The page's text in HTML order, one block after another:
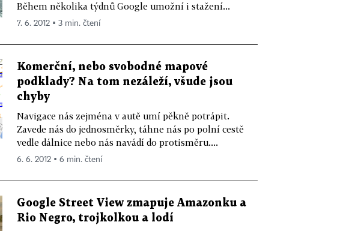
Během několika týdnů Google umožní i stažení...
7. 6. 2012 ▪ 3 min. čtení
Komerční, nebo svobodné mapové
podklady? Na tom nezáleží, všude jsou
chyby
Navigace nás zejména v autě umí pěkně potrápit.
Zavede nás do jednosměrky, táhne nás po polní cestě
vedle dálnice nebo nás navádí do protisměru....
6. 6. 2012 ▪ 6 min. čtení
Google Street View zmapuje Amazonku a
Rio Negro, trojkolkou a lodí